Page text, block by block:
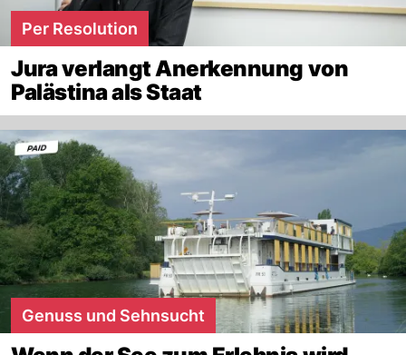
Per Resolution
Jura verlangt Anerkennung von
Palästina als Staat
Genuss und Sehnsucht